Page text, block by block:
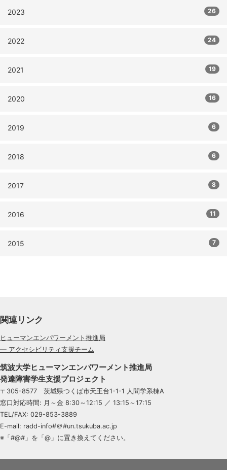
2023 26
2022 24
2021 19
2020 16
2019 6
2018 6
2017 8
2016 11
2015 7
関連リンク
ヒューマンエンパワーメント推進局
— アクセシビリティ支援チーム
筑波大学ヒューマンエンパワーメント推進局
発達障害学生支援プロジェクト
〒305-8577 茨城県つくば市天王台1-1-1 人間学系棟A
窓口対応時間: 月～金 8:30～12:15 ／ 13:15～17:15
TEL/FAX: 029-853-3889
E-mail: radd-info#＠#un.tsukuba.ac.jp
※「#@#」を「@」に置き換えてください。